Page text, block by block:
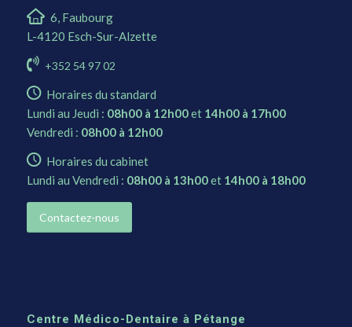
6, Faubourg
L-4120 Esch-Sur-Alzette
+352 54 97 02
Horaires du standard
Lundi au Jeudi : 08h00 à 12h00et 14h00 à 17h00
Vendredi : 08h00 à 12h00
Horaires du cabinet
Lundi au Vendredi : 08h00 à 13h00et 14h00 à 18h00
Contactez-nous
Centre Médico-Dentaire à Pétange